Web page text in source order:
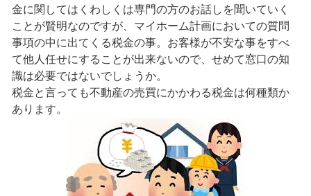
金に関してはくわしくは専門の方のお話しを聞いていく
ことが賢明なのですが、マイホーム計画においての質問
事項の中に出てくる税金の事。お客様が不安な事をすべ
て他人任せにすることが出来ないので、せめて窓口の知
識は必要ではないでしょうか。
税金と言っても不動産の売買にかかわる税金は何種類か
あります。